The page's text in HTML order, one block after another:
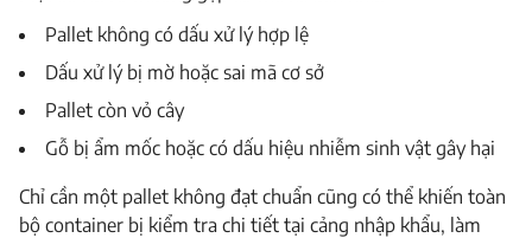
Pallet không có dấu xử lý hợp lệ
Dấu xử lý bị mờ hoặc sai mã cơ sở
Pallet còn vỏ cây
Gỗ bị ẩm mốc hoặc có dấu hiệu nhiễm sinh vật gây hại
Chỉ cần một pallet không đạt chuẩn cũng có thể khiến toàn
bộ container bị kiểm tra chi tiết tại cảng nhập khẩu, làm